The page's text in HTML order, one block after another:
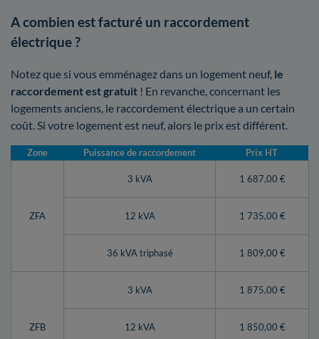
A combien est facturé un raccordement
électrique ?
Notez que si vous emménagez dans un logement neuf, le
raccordement est gratuit ! En revanche, concernant les
logements anciens, le raccordement électrique a un certain
coût. Si votre logement est neuf, alors le prix est différent.
Zone Puissance de raccordement Prix HT
ZFA
3 kVA 1 687,00 €
12 kVA 1 735,00 €
36 kVA triphasé 1 809,00 €
ZFB
3 kVA 1 875,00 €
12 kVA 1 850,00 €